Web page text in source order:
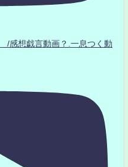
想戯言動画？.一息つく動